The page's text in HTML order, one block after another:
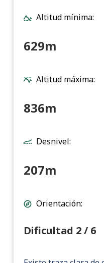
Altitud mínima:
629m
Altitud máxima:
836m
Desnivel:
207m
Orientación:
Dificultad 2 / 6